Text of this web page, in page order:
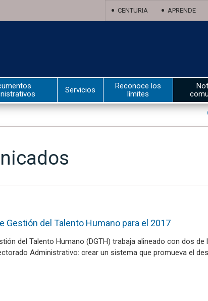
CENTURIA APRENDE
Servicios
Reconoce los
límites
Gestión del Talento Humano para el 2017
del Talento Humano (DGTH) trabaja alineado con dos de
Administrativo: crear un sistema que promueva el